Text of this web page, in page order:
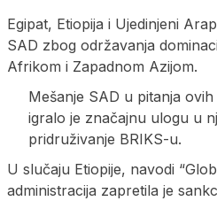
Egipat, Etiopija i Ujedinjeni
SAD zbog održavanja
Afrikom i Zapadnom Azijom.
Mešanje SAD u pitanja
igralo je značajnu ulogu u
pridruživanje BRIKS-u.
U slučaju Etiopije, navodi
administracija zapretila je